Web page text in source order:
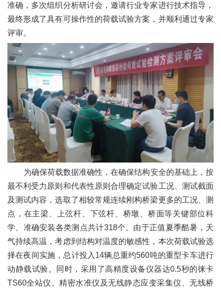
准确，多次组织分析研讨会，邀请行业专家进行技术指导，
最终形成了具有可操作性的荷载试验方案，并顺利通过专家
评审。
为确保荷载数据准确性，在确保结构安全的基础上，按
最不利受力原则和代表性原则合理确定试验工况、测试截面
及测试内容，选取了相较常规连续刚构桥梁更多的工况、测
点，在主梁、上弦杆、下弦杆、桥墩、桥面等关键部位科
学、准确安装各类测点共计318个。由于正值夏季酷暑，天
气持续高温，考虑到结构对温度的敏感性，本次荷载试验选
择在夜间实施，总计投入14辆总重约560吨的重型卡车进行
动静载试验。同时，采用了高精度设备仪器达0.5秒的徕卡
TS60全站仪、精密水准仪及无线静态应变采集仪、无线桥